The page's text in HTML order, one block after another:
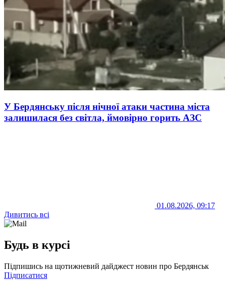
У Бердянську після нічної атаки частина міста
залишилася без світла, ймовірно горить АЗС
01.08.2026, 09:17
Дивитись всі
Будь в курсі
Підпишись на щотижневий дайджест новин про Бердянськ
Підписатися